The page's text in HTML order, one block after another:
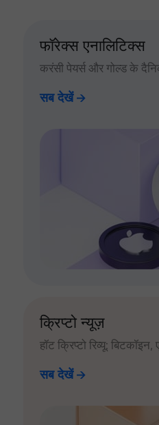
फॉरेक्स एनालिटिक्स
करंसी पेयर्स और गोल्ड के
सब देखें
क्रिप्टो न्यूज़
हॉट क्रिप्टो रिव्यू:
सब देखें